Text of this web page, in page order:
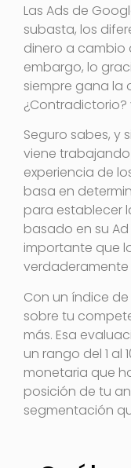
Las Ads de
subasta, los
dinero a cambio
embargo, lo
siempre gana la
¿Contradictorio?
Seguro sabes, y
viene
experiencia de
basa en
para establecer
basado en su Ad
importante que
Con un índice
sobre tu
más. Esa
un rango del 1 al
monetaria que
posición de tu
segmentación